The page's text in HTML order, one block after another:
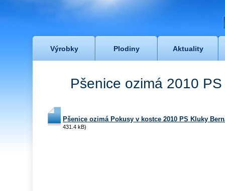
Výrobky Plodiny Aktuality
Pšenice ozimá 2010
Pšenice ozimá Pokusy v kostce 2010 PS Kluky
431.4 kB)